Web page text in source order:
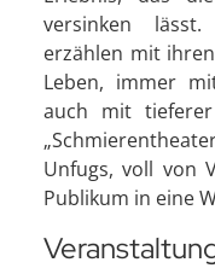
versinken
erzählen mit
Leben, immer
auch mit
Unfugs, voll von
Publikum in eine